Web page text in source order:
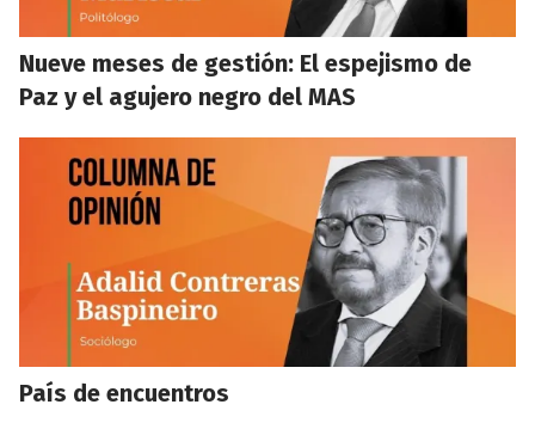
Nueve meses de gestión: El espejismo de
Paz y el agujero negro del MAS
País de encuentros